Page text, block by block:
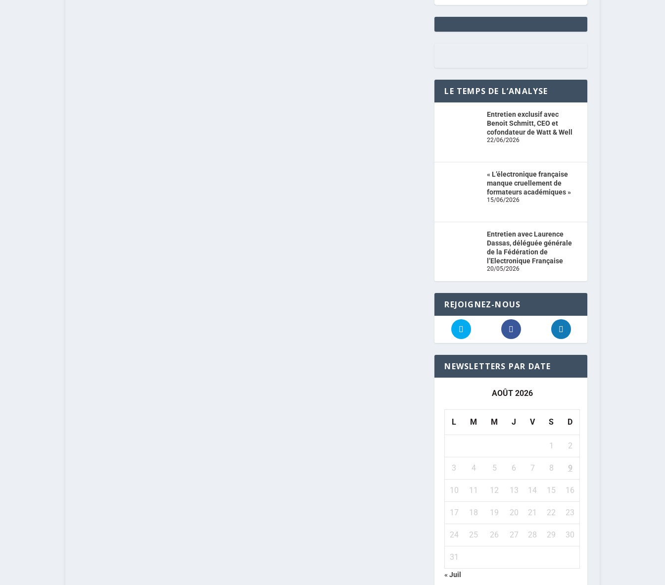
LE TEMPS DE L’ANALYSE
Entretien exclusif avec
Benoit Schmitt, CEO et
cofondateur de Watt & Well
22/06/2026
« L’électronique française
manque cruellement de
formateurs académiques »
15/06/2026
Entretien avec Laurence
Dassas, déléguée générale
de la Fédération de
l’Electronique Française
20/05/2026
REJOIGNEZ-NOUS
NEWSLETTERS PAR DATE
AOÛT 2026
L M M J V S D
1 2
3 4 5 6 7 8 9
10 11 12 13 14 15 16
17 18 19 20 21 22 23
24 25 26 27 28 29 30
31
« Juil